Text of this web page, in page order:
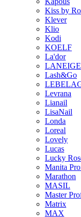
Kiss by
Klever
Klio
Kodi
KOELF
La'dor
LANEIGE
Lash&Go
Levrana
Lianail
LisaNail
Londa
Loreal
Lovely
Lucas
Lucky
Manita
Marathon
MASIL
Master
Matrix
MAX